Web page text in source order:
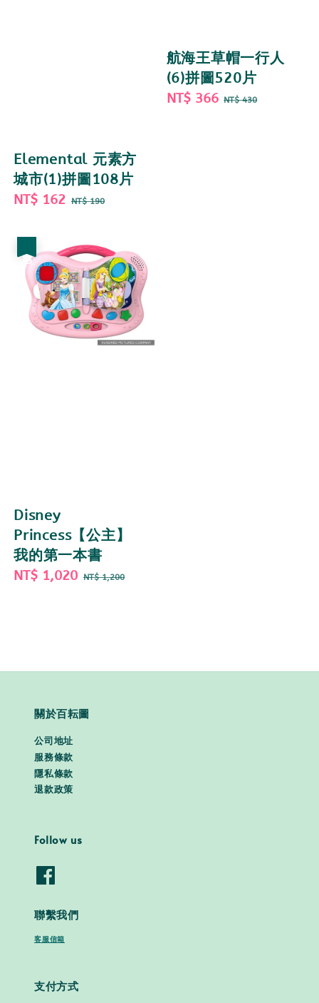
Elemental 元素方
城市(1)拼圖108片
Sale
NT$ 162 Regular
NT$ 190
航海王草帽一行人
(6)拼圖520片
Sale
NT$ 366 Regular
NT$ 430
Disney
Princess【公主】
我的第一本書
Sale
NT$ 1,020 Regular
NT$ 1,200
關於百耘圖
公司地址
服務條款
隱私條款
退款政策
Follow us
聯繫我們
客服信箱
支付方式